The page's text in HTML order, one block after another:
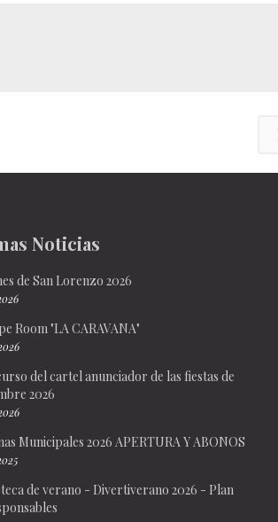
Noticias
de San Lorenzo 2026
Room "LA CARAVANA"
del cartel anunciador de las fiestas de
2026
Municipales 2026 APERTURA Y ABONOS
de verano - Divertiverano 2026 - Plan